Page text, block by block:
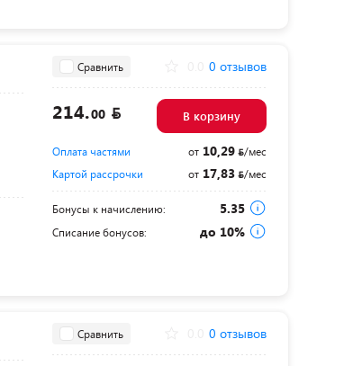
Сравнить 0 отзывов
214.00 В корзину
Оплата частями от10,29
/мес
Картой рассрочки
от17,83 /мес
Бонусы к начислению: 5.35
Списание бонусов: до 10%
Сравнить 0 отзывов